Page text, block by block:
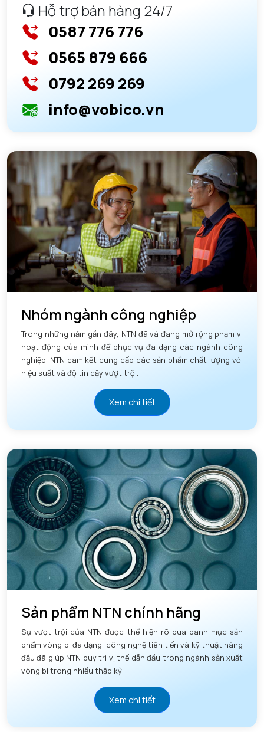
Hỗ trợ bán hàng 24/7
0587 776 776
0565 879 666
0792 269 269
info@vobico.vn
Nhóm ngành công nghiệp
Trong những năm gần đây, NTN đã và đang mở rộng phạm vi
hoạt động của mình để phục vụ đa dạng các ngành công
nghiệp. NTN cam kết cung cấp các sản phẩm chất lượng với
hiệu suất và độ tin cậy vượt trội.
Xem chi tiết
Sản phẩm NTN chính hãng
Sự vượt trội của NTN được thể hiện rõ qua danh mục sản
phẩm vòng bi đa dạng, công nghệ tiên tiến và kỹ thuật hàng
đầu đã giúp NTN duy trì vị thế dẫn đầu trong ngành sản xuất
vòng bi trong nhiều thập kỷ.
Xem chi tiết